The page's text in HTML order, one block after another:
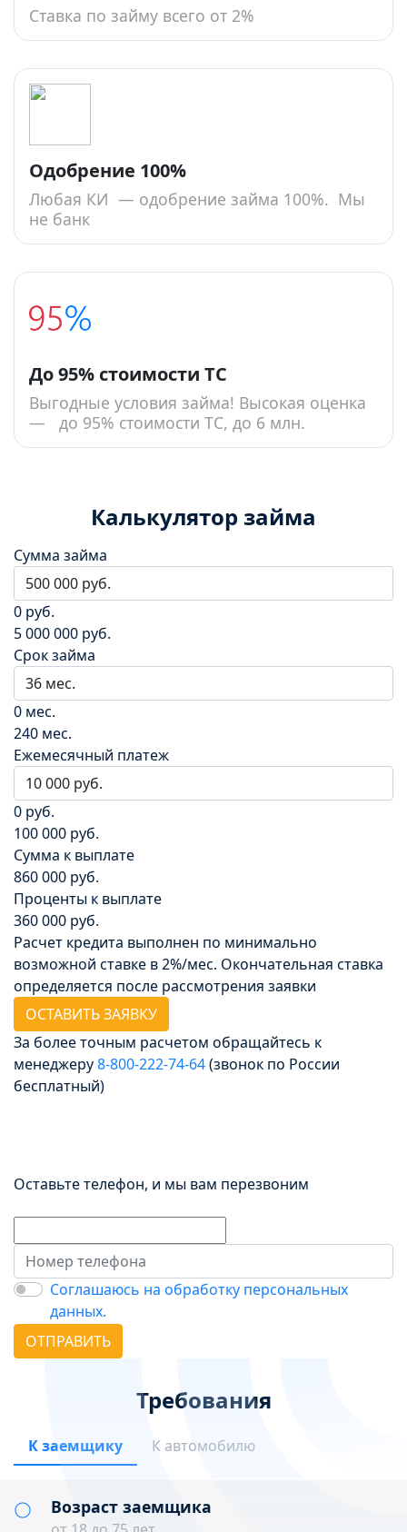
Ставка по займу всего от 2%
Одобрение 100%
Любая КИ — одобрение займа 100%. Мы
не банк
До 95% стоимости ТС
Выгодные условия займа! Высокая оценка
— до 95% стоимости ТС, до 6 млн.
Калькулятор займа
Сумма займа
0 руб.
5 000 000 руб.
Срок займа
0 мес.
240 мес.
Ежемесячный платеж
0 руб.
100 000 руб.
Сумма к выплате
860 000 руб.
Проценты к выплате
360 000 руб.
Расчет кредита выполнен по минимально
возможной ставке в 2%/мес. Окончательная ставка
определяется после рассмотрения заявки
ОСТАВИТЬ ЗАЯВКУ
За более точным расчетом обращайтесь к
менеджеру8‑800‑222‑74‑64(звонок по России
бесплатный)
Оставьте телефон, и мы вам перезвоним
Соглашаюсь на обработку персональных
данных.
ОТПРАВИТЬ
Требования
К заемщику К автомобилю
Возраст заемщика